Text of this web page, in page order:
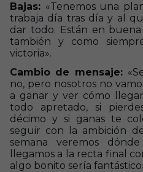
Bajas: «Tenemos una
trabaja día tras día y al
dar todo. Están en
también y como
victoria».
Cambio de mensaje:
no, pero nosotros no
a ganar y ver cómo
todo apretado, si
décimo y si ganas te
seguir con la ambición
semana veremos
llegamos a la recta final
algo bonito sería